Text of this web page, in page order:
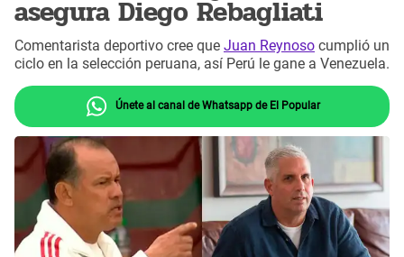
asegura Diego Rebagliati
Comentarista deportivo cree que Juan Reynoso cumplió un
ciclo en la selección peruana, así Perú le gane a Venezuela.
Únete al canal de Whatsapp de El Popular